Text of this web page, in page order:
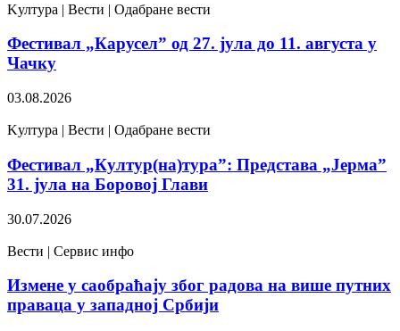
Kултура | Вести | Одабране вести
Фестивал „Карусел” од 27. јула до 11. августа у
Чачку
03.08.2026
Kултура | Вести | Одабране вести
Фестивал „Култур(на)тура”: Представа „Јерма”
31. јула на Боровој Глави
30.07.2026
Вести | Сервис инфо
Измене у саобраћају због радова на више путних
праваца у западној Србији